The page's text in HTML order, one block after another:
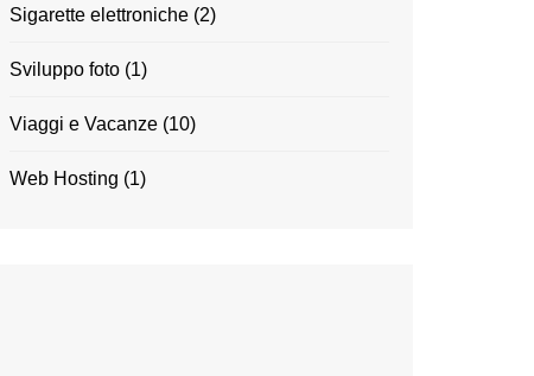
Sigarette elettroniche (2)
Sviluppo foto (1)
Viaggi e Vacanze (10)
Web Hosting (1)